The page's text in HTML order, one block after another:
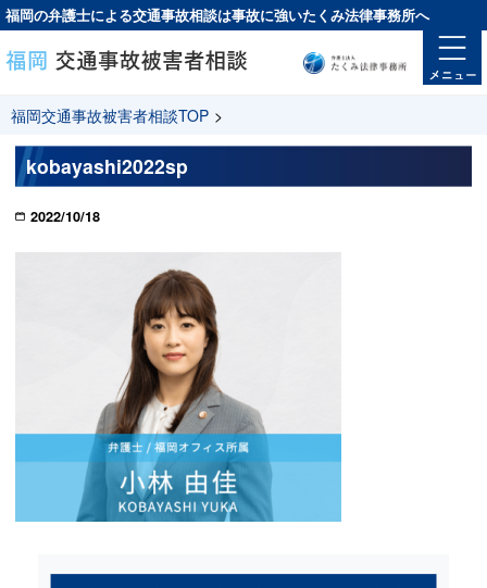
福岡の弁護士による交通事故相談は事故に強いたくみ法律事務所へ
福岡交通事故被害者相談TOP >
kobayashi2022sp
2022/10/18